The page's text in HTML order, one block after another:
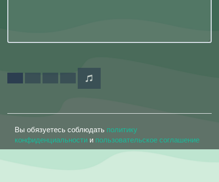
Вы обязуетесь соблюдать политику
конфиденциальности и пользовательское соглашение